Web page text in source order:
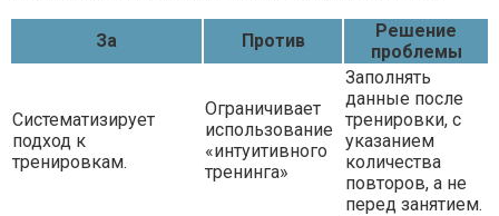
За Против
Решение
проблемы
Систематизирует
подход к
тренировкам.
Ограничивает
использование
«интуитивного
тренинга»
Заполнять
данные после
тренировки, с
указанием
количества
повторов, а не
перед занятием.